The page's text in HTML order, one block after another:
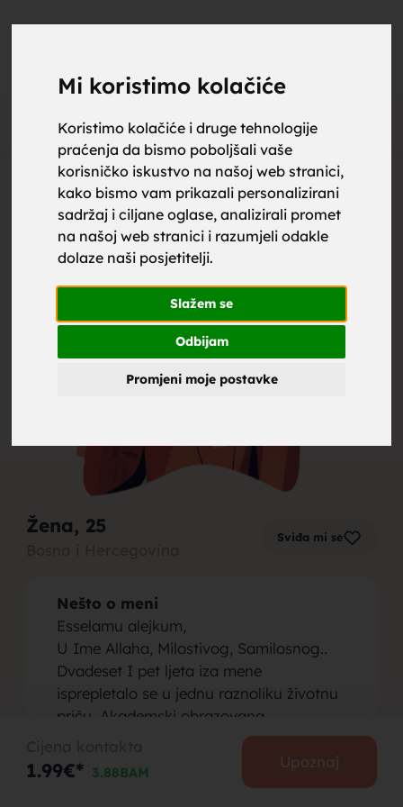
Mi koristimo kolačiće
Koristimo kolačiće i druge tehnologije
praćenja da bismo poboljšali vaše
korisničko iskustvo na našoj web stranici,
kako bismo vam prikazali personalizirani
sadržaj i ciljane oglase, analizirali promet
na našoj web stranici i razumjeli odakle
dolaze naši posjetitelji.
Slažem se
Odbijam
Promjeni moje postavke
Oglas
Žena, 25 Sviđa mi se
Nešto o meni
Esselamu alejkum,
U Ime Allaha, Milostivog, Samilosnog..
Dvadeset I pet ljeta iza mene
isprepletalo se u jednu raznoliku životnu
priču. Akademski obrazovana,
tradicionalno odgajana stavljam vjeru
kao vodilju životnih odluka. Samohrana
sam majka jednog diiivnog dječaka
1.99€* 3.88BAM
Upoznaj
upoznaj
za brak,
zene za
brak,
muskarci
za brak,